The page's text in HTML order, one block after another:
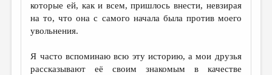
которые ей, как и всем, пришлось внести, невзирая
на то, что она с самого начала была против моего
увольнения.
Я часто вспоминаю всю эту историю, а мои друзья
рассказывают её своим знакомым в качестве